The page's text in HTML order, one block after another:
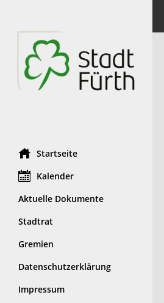
Startseite
Kalender
Aktuelle Dokumente
Stadtrat
Gremien
Datenschutzerklärung
Impressum